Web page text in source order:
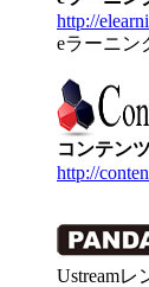
http://
eラーニン
コンテン
http://
Ustreamレ